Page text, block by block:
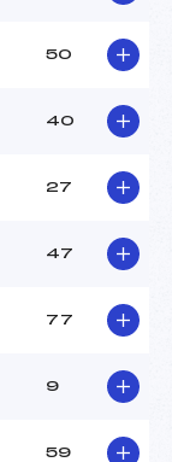
50
40
27
47
77
9
59